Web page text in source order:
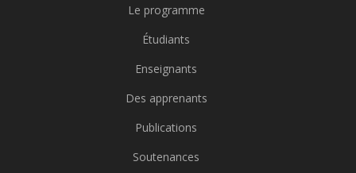
Le programme
Étudiants
Enseignants
Des apprenants
Publications
Soutenances